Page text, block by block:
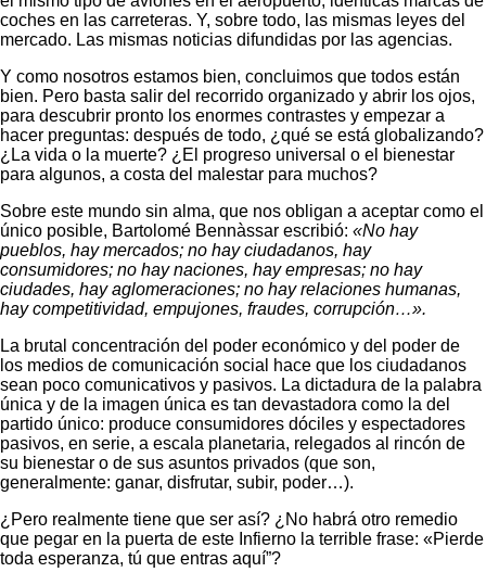
coches en las carreteras. Y, sobre todo, las mismas leyes del
mercado. Las mismas noticias difundidas por las agencias.
Y como nosotros estamos bien, concluimos que todos están
bien. Pero basta salir del recorrido organizado y abrir los ojos,
para descubrir pronto los enormes contrastes y empezar a
hacer preguntas: después de todo, ¿qué se está globalizando?
¿La vida o la muerte? ¿El progreso universal o el bienestar
para algunos, a costa del malestar para muchos?
Sobre este mundo sin alma, que nos obligan a aceptar como el
único posible, Bartolomé Bennàssar escribió: «No hay
pueblos, hay mercados; no hay ciudadanos, hay
consumidores; no hay naciones, hay empresas; no hay
ciudades, hay aglomeraciones; no hay relaciones humanas,
hay competitividad, empujones, fraudes, corrupción…».
La brutal concentración del poder económico y del poder de
los medios de comunicación social hace que los ciudadanos
sean poco comunicativos y pasivos. La dictadura de la palabra
única y de la imagen única es tan devastadora como la del
partido único: produce consumidores dóciles y espectadores
pasivos, en serie, a escala planetaria, relegados al rincón de
su bienestar o de sus asuntos privados (que son,
generalmente: ganar, disfrutar, subir, poder…).
¿Pero realmente tiene que ser así? ¿No habrá otro remedio
que pegar en la puerta de este Infierno la terrible frase: «Pierde
toda esperanza, tú que entras aquí”?